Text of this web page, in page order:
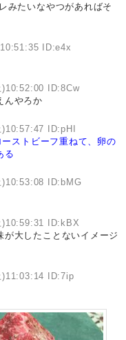
みたいなやつがあればそ
ID:e4x
ID:8Cw
んやろか
ID:pHI
ストビーフ重ねて、卵の
る
ID:bMG
)10:59:31 ID:kBX
が大したことないイメージ
)11:03:14 ID:7ip